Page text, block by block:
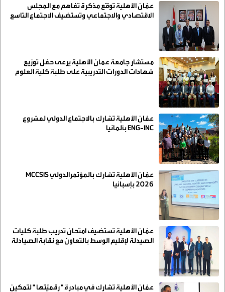
عمّان الأهلية توقّع مذكرة تفاهم مع المجلس
الاقتصادي والاجتماعي وتستضيف الاجتماع التاسع
مستشار جامعة عمان الأهلية يرعى حفل توزيع
شهادات الدورات التدريبية على طلبة كلية العلوم
عمّان الأهلية تشارك بالاجتماع الدولي لمشروع
ENG-INC بألمانيا
عمّان الأهلية تشارك بالمؤتمرالدولي MCCSIS
2026 بإسبانيا
عمّان الأهلية تستضيف امتحان تدريب طلبة كليات
الصيدلة لإقليم الوسط بالتعاون مع نقابة الصيادلة
عمّان الأهلية تشارك في مبادرة " رقميّتها " لتمكين